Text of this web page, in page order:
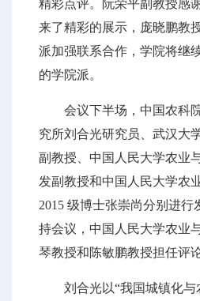
精彩点评。阮荣平副教授感
来了精彩的展示，庞晓鹏教
派加强联系合作，学院将继
的学院派。
会议下半场，中国农科
究所刘合光研究员、武汉大
副教授、中国人民大学农业
发副教授和中国人民大学农
2015 级博士张崇尚分别进行
持会议，中国人民大学农业
琴教授和陈敏鹏教授担任评
刘合光以“我国城镇化